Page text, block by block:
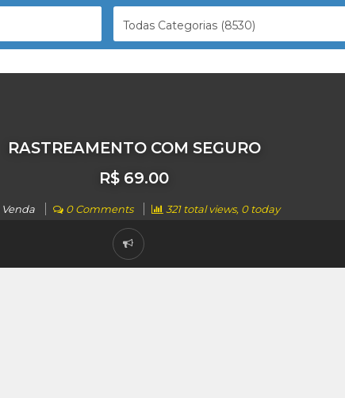
Todas Categorias (8530)
RASTREAMENTO COM SEGURO
R$ 69.00
Venda 0 Comments 321 total views, 0 today